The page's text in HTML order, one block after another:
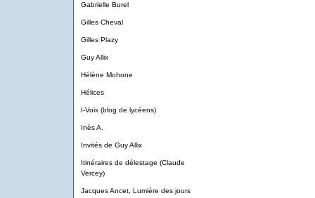
Gabrielle Burel
Gilles Cheval
Gilles Plazy
Guy Allix
Hélène Mohone
Hélices
I-Voix (blog de lycéens)
Inès A.
Invités de Guy Allix
Itinéraires de délestage (Claude
Vercey)
Jacques Ancet, Lumière des jours